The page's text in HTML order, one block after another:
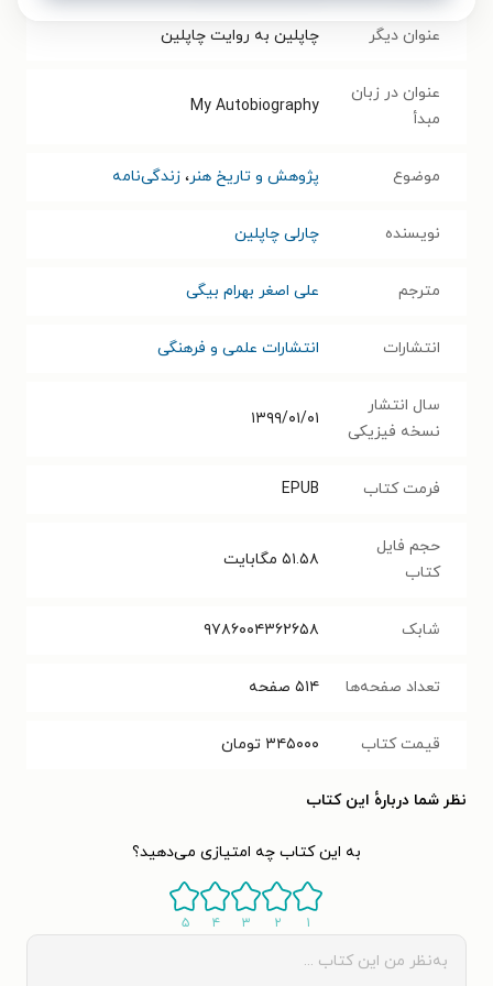
عنوان دیگر چاپلین به روایت چاپلین
عنوان در زبان
مبدأ
My Autobiography
موضوع پژوهش و تاریخ هنر، زندگی‌نامه
نویسنده چارلی چاپلین
مترجم علی اصغر بهرام بیگی
انتشارات انتشارات علمی و فرهنگی
سال انتشار
نسخه فیزیکی
۱۳۹۹/۰۱/۰۱
فرمت کتاب EPUB
حجم فایل
کتاب
۵۱.۵۸ مگابایت
شابک ۹۷۸۶۰۰۴۳۶۲۶۵۸
تعداد صفحه‌ها ۵۱۴ صفحه
قیمت کتاب ۳۴۵۰۰۰ تومان
نظر شما دربارهٔ این کتاب
به این کتاب چه امتیازی می‌دهید؟
۱ ۲ ۳ ۴ ۵